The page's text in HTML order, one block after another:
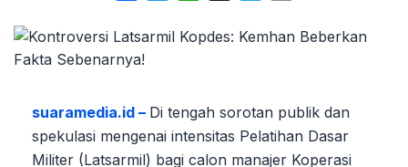
suaramedia.id – Di tengah sorotan publik dan
spekulasi mengenai intensitas Pelatihan Dasar
Militer (Latsarmil) bagi calon manajer Koperasi